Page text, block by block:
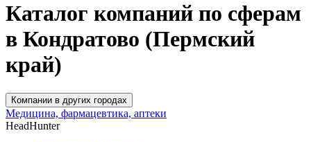
Каталог компаний по сферам
в Кондратово (Пермский
край)
Компании в других городах
Медицина, фармацевтика, аптеки
HeadHunter